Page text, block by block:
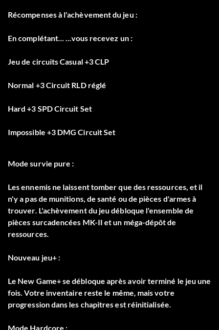
Récompenses à l'achèvement du jeu :
En complétant... ...vous recevez un :
Jeu de circuits Casual +3 CLP
Normal +3 Circuit RLD réglé
Hard +3 SPD Circuit Set
Impossible +3 DMG Circuit Set
Mode survie pure :
Les ennemis ne laissent tomber que des ressources, et il
n'y a pas de munitions, de santé ou de pièces d'armes à
trouver. L'achèvement du jeu débloque l'ensemble de
pièces surcadencées MK-II et un méga-dépôt de
ressources.
Nouveau jeu+ :
Le New Game+ se débloque après avoir terminé le jeu une
fois. Votre inventaire reste le même, mais votre
progression dans les chapitres est réinitialisée.
Mode Hardcore :